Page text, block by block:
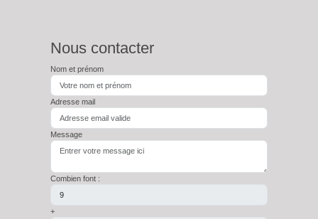
Nous contacter
Nom et prénom
Adresse mail
Message
Combien font :
+